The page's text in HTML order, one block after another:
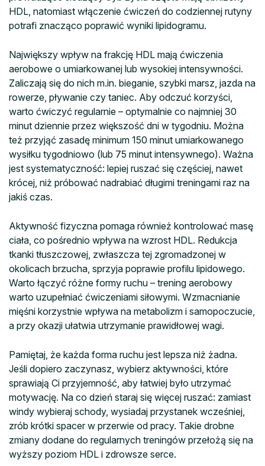
HDL, natomiast włączenie ćwiczeń do codziennej rutyny
potrafi znacząco poprawić wyniki lipidogramu.
Największy wpływ na frakcję HDL mają ćwiczenia
aerobowe o umiarkowanej lub wysokiej intensywności.
Zaliczają się do nich m.in. bieganie, szybki marsz, jazda na
rowerze, pływanie czy taniec. Aby odczuć korzyści,
warto ćwiczyć regularnie – optymalnie co najmniej 30
minut dziennie przez większość dni w tygodniu. Można
też przyjąć zasadę minimum 150 minut umiarkowanego
wysiłku tygodniowo (lub 75 minut intensywnego). Ważna
jest systematyczność: lepiej ruszać się częściej, nawet
krócej, niż próbować nadrabiać długimi treningami raz na
jakiś czas.
Aktywność fizyczna pomaga również kontrolować masę
ciała, co pośrednio wpływa na wzrost HDL. Redukcja
tkanki tłuszczowej, zwłaszcza tej zgromadzonej w
okolicach brzucha, sprzyja poprawie profilu lipidowego.
Warto łączyć różne formy ruchu – trening aerobowy
warto uzupełniać ćwiczeniami siłowymi. Wzmacnianie
mięśni korzystnie wpływa na metabolizm i samopoczucie,
a przy okazji ułatwia utrzymanie prawidłowej wagi.
Pamiętaj, że każda forma ruchu jest lepsza niż żadna.
Jeśli dopiero zaczynasz, wybierz aktywności, które
sprawiają Ci przyjemność, aby łatwiej było utrzymać
motywację. Na co dzień staraj się więcej ruszać: zamiast
windy wybieraj schody, wysiadaj przystanek wcześniej,
zrób krótki spacer w przerwie od pracy. Takie drobne
zmiany dodane do regularnych treningów przełożą się na
wyższy poziom HDL i zdrowsze serce.